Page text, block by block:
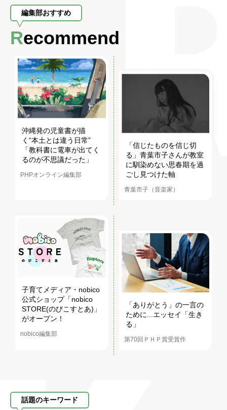
編集部おすすめ
Recommend
沖縄発の児童書が描
く“本土とは違う日常”
「教科書に電車が出てく
るのが不思議だった」
PHPオンライン編集部
「信じたものを信じ切
る」青葉市子さんが教室
に馴染めない思春期を過
ごし見つけた軸
青葉市子（音楽家）
子育てメディア・nobico
公式ショップ「nobico
STORE(のびこすとあ)」
がオープン！
nobico編集部
「ありがとう」の一言の
ために...エッセイ「生き
る」
第70回ＰＨＰ賞受賞作
話題のキーワード